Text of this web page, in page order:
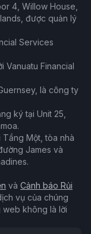
4, Willow House,
được quản lý
Services
Financial
là công ty
ký tại Unit 25,
Một, tòa nhà
James và
và Cảnh báo Rủi
vụ của chúng
web không là lời